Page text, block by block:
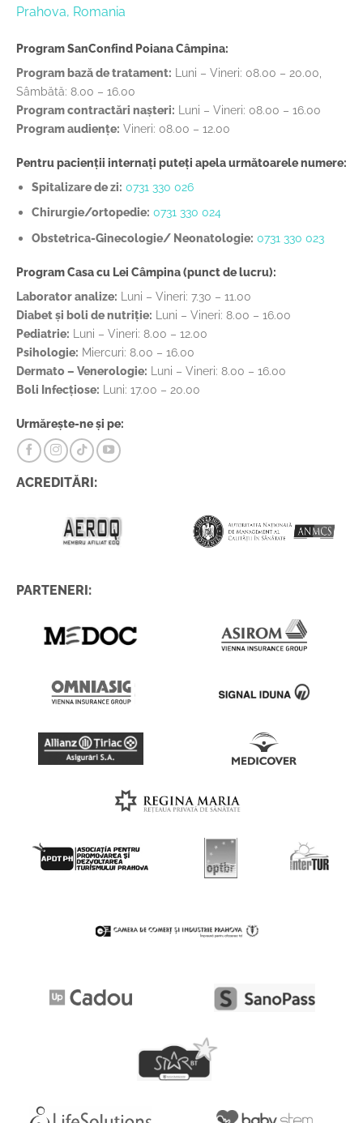
Prahova, Romania
Program SanConfind Poiana Câmpina:
Program bază de tratament: Luni – Vineri: 08.00 – 20.00,
Sâmbătă: 8.00 – 16.00
Program contractări nașteri: Luni – Vineri: 08.00 – 16.00
Program audiențe: Vineri: 08.00 – 12.00
Pentru pacienții internați puteți apela următoarele numere:
Spitalizare de zi: 0731 330 026
Chirurgie/ortopedie: 0731 330 024
Obstetrica-Ginecologie/ Neonatologie: 0731 330 023
Program Casa cu Lei Câmpina (punct de lucru):
Laborator analize: Luni – Vineri: 7.30 – 11.00
Diabet și boli de nutriție: Luni – Vineri: 8.00 – 16.00
Pediatrie: Luni – Vineri: 8.00 – 12.00
Psihologie: Miercuri: 8.00 – 16.00
Dermato – Venerologie: Luni – Vineri: 8.00 – 16.00
Boli Infecțiose: Luni: 17.00 – 20.00
Urmărește-ne și pe:
ACREDITĂRI:
PARTENERI: